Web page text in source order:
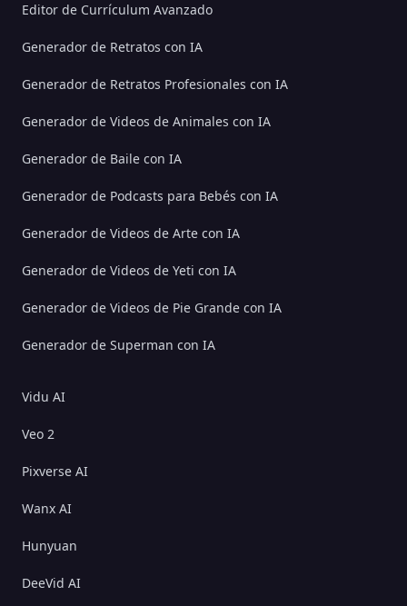
Editor de Currículum Avanzado
Generador de Retratos con IA
Generador de Retratos Profesionales con IA
Generador de Videos de Animales con IA
Generador de Baile con IA
Generador de Podcasts para Bebés con IA
Generador de Videos de Arte con IA
Generador de Videos de Yeti con IA
Generador de Videos de Pie Grande con IA
Generador de Superman con IA
Vidu AI
Veo 2
Pixverse AI
Wanx AI
Hunyuan
DeeVid AI